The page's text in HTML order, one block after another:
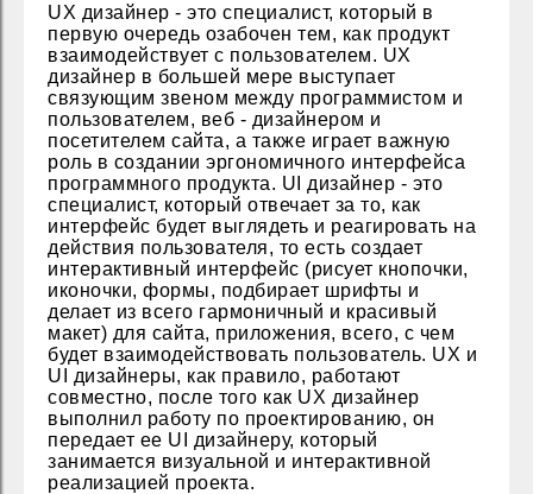
UX дизайнер - это специалист, который в
первую очередь озабочен тем, как продукт
взаимодействует с пользователем. UX
дизайнер в большей мере выступает
связующим звеном между программистом и
пользователем, веб - дизайнером и
посетителем сайта, а также играет важную
роль в создании эргономичного интерфейса
программного продукта. UI дизайнер - это
специалист, который отвечает за то, как
интерфейс будет выглядеть и реагировать на
действия пользователя, то есть создает
интерактивный интерфейс (рисует кнопочки,
иконочки, формы, подбирает шрифты и
делает из всего гармоничный и красивый
макет) для сайта, приложения, всего, с чем
будет взаимодействовать пользователь. UX и
UI дизайнеры, как правило, работают
совместно, после того как UX дизайнер
выполнил работу по проектированию, он
передает ее UI дизайнеру, который
занимается визуальной и интерактивной
реализацией проекта.